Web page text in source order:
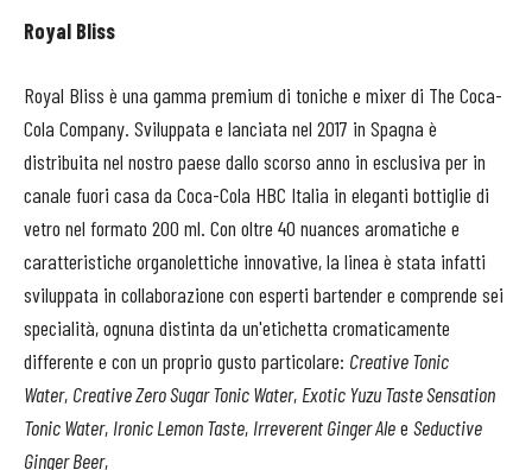
Royal Bliss
Royal Bliss è una gamma premium di toniche e mixer di The Coca-
Cola Company. Sviluppata e lanciata nel 2017 in Spagna è
distribuita nel nostro paese dallo scorso anno in esclusiva per in
canale fuori casa da Coca-Cola HBC Italia in eleganti bottiglie di
vetro nel formato 200 ml. Con oltre 40 nuances aromatiche e
caratteristiche organolettiche innovative, la linea è stata infatti
sviluppata in collaborazione con esperti bartender e comprende sei
specialità, ognuna distinta da un'etichetta cromaticamente
differente e con un proprio gusto particolare: Creative Tonic
Water, Creative Zero Sugar Tonic Water, Exotic Yuzu Taste Sensation
Tonic Water, Ironic Lemon Taste, Irreverent Ginger Alee Seductive
Ginger Beer,